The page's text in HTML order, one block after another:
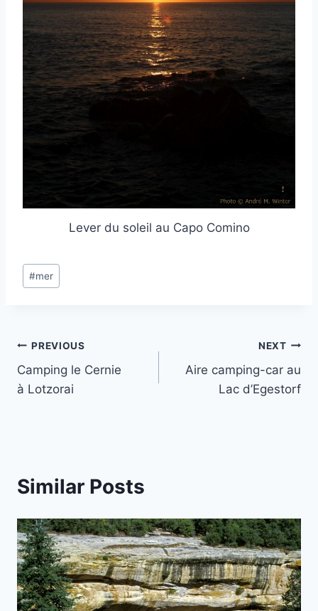
Lever du soleil au Capo Comino
Post
Tags:
#mer
Post
navigation
PREVIOUS
Camping le Cernie
à Lotzorai
NEXT
Aire camping-car au
Lac d’Egestorf
Similar Posts